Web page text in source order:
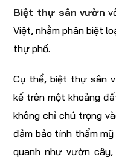
Biệt thự sân vườn
Việt, nhằm phân biệt
thự phố.
Cụ thể, biệt thự sân
kế trên một khoảng
không chỉ chú trọng
đảm bảo tính thẩm
quanh như vườn